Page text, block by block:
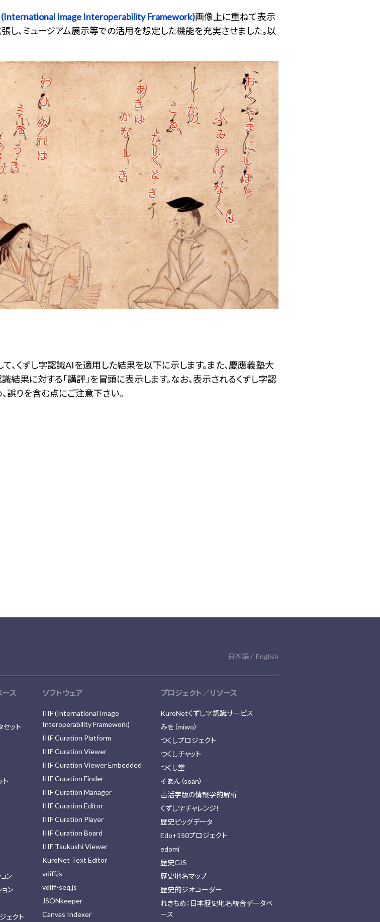
Image Interoperability Framework)画像上に重ねて表示
し、ミュージアム展示等での活用を想定した機能を充実させました。以
くずし字認識AIを適用した結果を以下に示します。また、慶應義塾大
果に対する「講評」を冒頭に表示します。なお、表示されるくずし字認
誤りを含む点にご注意下さい。
日本語 English
ース
ット
ト
ン
ン
ェクト
ソフトウェア
IIIF (International Image
Interoperability Framework)
IIIF Curation Platform
IIIF Curation Viewer
IIIF Curation Viewer Embedded
IIIF Curation Finder
IIIF Curation Manager
IIIF Curation Editor
IIIF Curation Player
IIIF Curation Board
IIIF Tsukushi Viewer
KuroNet Text Editor
vdiff.js
vdiff-seq.js
JSONkeeper
Canvas Indexer
プロジェクト／リソース
KuroNetくずし字認識サービス
みを（miwo）
つくしプロジェクト
つくしチャット
つくし堂
そあん（soan）
古活字版の情報学的解析
くずし字チャレンジ！
歴史ビッグデータ
Edo+150プロジェクト
edomi
歴史GIS
歴史地名マップ
歴史的ジオコーダー
れきちめ：日本歴史地名統合データベ
ース